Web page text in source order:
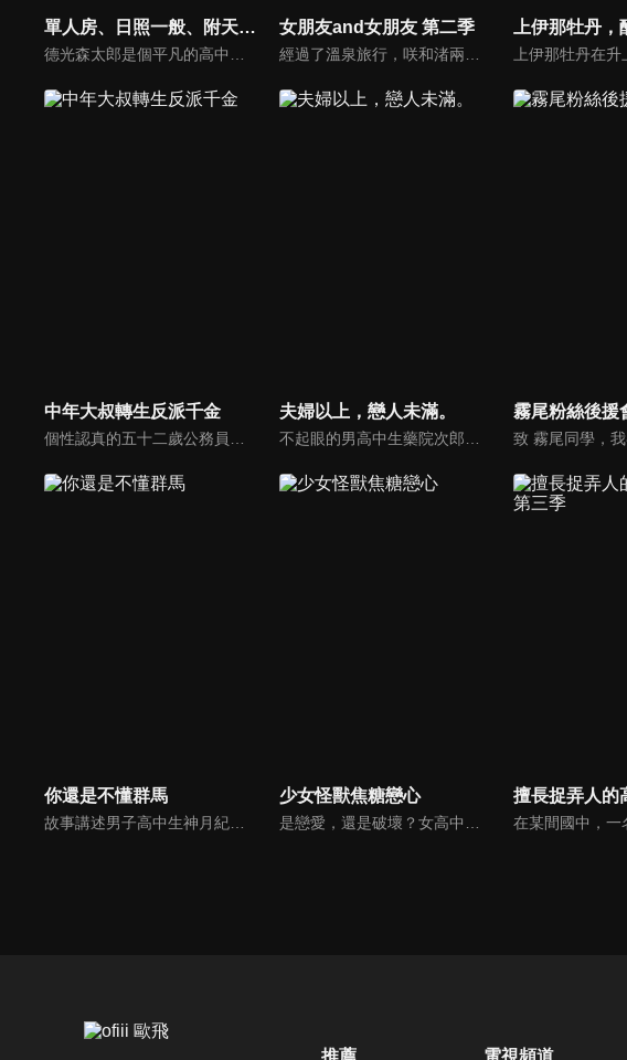
單人房、日照一般、附天使。 女朋友and女朋友 第二季 上伊那牡丹
中年大叔轉生反派千金 夫婦以上，戀人未滿。 霧尾粉絲後援
你還是不懂群馬
故事講述男子高中生神月紀從千葉縣轉學而來，沒想到在新幹線上發生了令人匪夷所思的事情。朋友奉勸他不要來群馬縣，這里沒人能活著出去。新幹線靠近群馬縣時，有人強迫他換乘列車，而且這輛列車在到達群馬縣之前，不會在任何車站開門。
少女怪獸焦糖戀心
是戀愛，還是破壞？女高中生赤石黑繪飽受原因不明的疾病所苦。因為個性笨拙，一直以來都與他人保持距離。在因緣際會之下，她喜歡上了班上頗受歡迎的男生・南新汰。當少女察覺到自己的戀心時，沉睡的力量也隨之覺醒……戀愛與理智的對抗，顛覆少女漫畫常識的震撼發展，即將席捲全日本！！
推薦 電視頻道